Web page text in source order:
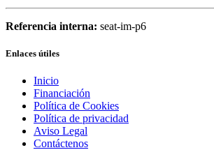
Referencia interna: seat-im-p6
Enlaces útiles
Inicio
Financiación
Política de Cookies
Política de privacidad
Aviso Legal
Contáctenos